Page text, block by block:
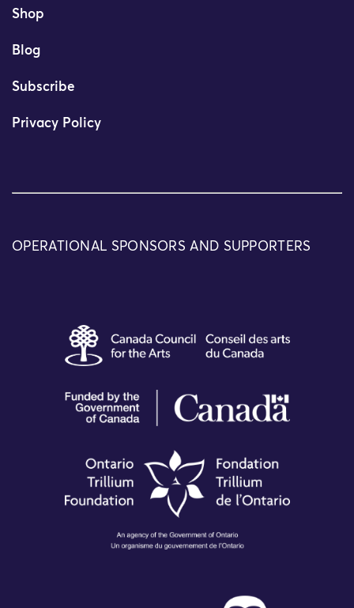
Shop
Blog
Subscribe
Privacy Policy
OPERATIONAL SPONSORS AND SUPPORTERS